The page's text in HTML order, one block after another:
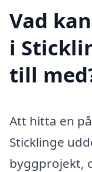
Vad
i
till
Att hitta en
Sticklinge
byggprojekt,